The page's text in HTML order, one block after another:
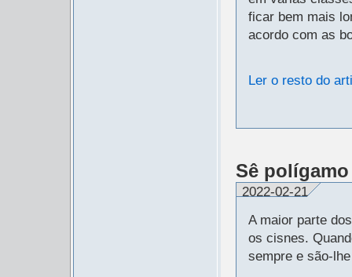
ficar bem mais
acordo com as
Ler o resto do
Sê polígamo
2022-02-21
A maior parte
os cisnes.
sempre e são-